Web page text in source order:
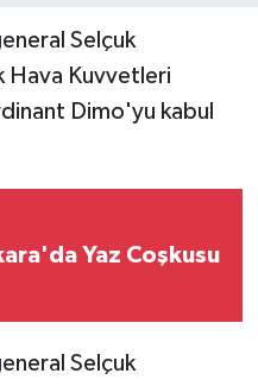
Selçuk
Hava Kuvvetleri
Dimo'yu kabul
Yaz Coşkusu
Selçuk